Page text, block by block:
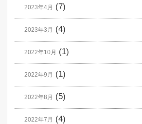
2023年4月 (7)
2023年3月 (4)
2022年10月 (1)
2022年9月 (1)
2022年8月 (5)
2022年7月 (4)